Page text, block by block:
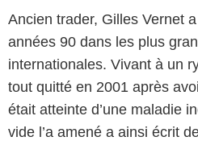
Ancien trader, Gilles Vernet
années 90 dans les plus
internationales. Vivant à un
tout quitté en 2001 après
était atteinte d’une maladie
vide l’a amené a ainsi écrit